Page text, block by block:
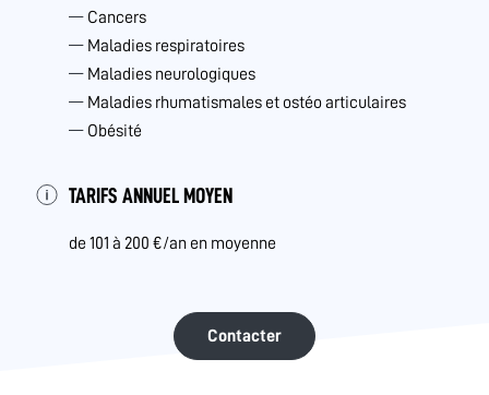
Cancers
Maladies respiratoires
Maladies neurologiques
Maladies rhumatismales et ostéo articulaires
Obésité
TARIFS ANNUEL MOYEN
de 101 à 200 €/an en moyenne
Contacter